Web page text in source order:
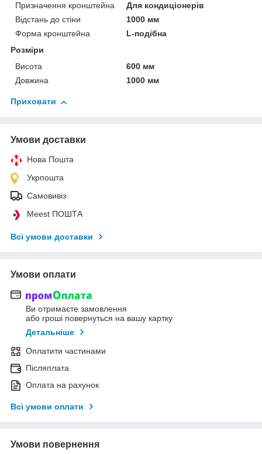
Призначення кронштейна
Для кондиціонерів
Відстань до стіни
1000 мм
Форма кронштейна
L-подібна
Розміри
Висота
600 мм
Довжина
1000 мм
Приховати
Умови доставки
Нова Пошта
Укрпошта
Самовивіз
Meest ПОШТА
Всі умови доставки
Умови оплати
Ви отримаєте замовлення
або гроші повернуться на вашу картку
Детальніше
Оплатити частинами
Післяплата
Оплата на рахунок
Всі умови оплати
Умови повернення